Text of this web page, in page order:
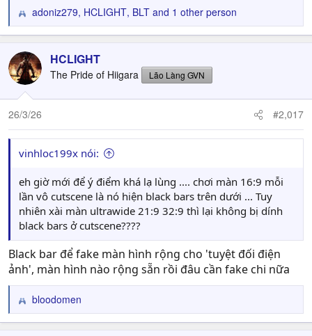
R
e
c
t
i
o
n
s
:
adoniz279, HCLIGHT, BLT and 1 other person
HCLIGHT
The Pride of Hiigara Lão Làng GVN
26/3/26 #2,017
vinhloc199x nói:
eh giờ mới để ý điểm khá lạ lùng .... chơi màn 16:9 mỗi
lần vô cutscene là nó hiện black bars trên dưới ... Tuy
nhiên xài màn ultrawide 21:9 32:9 thì lại không bị dính
black bars ở cutscene????
Black bar để fake màn hình rộng cho 'tuyệt đối điện
ảnh', màn hình nào rộng sẵn rồi đâu cần fake chi nữa
R
e
bloodomen